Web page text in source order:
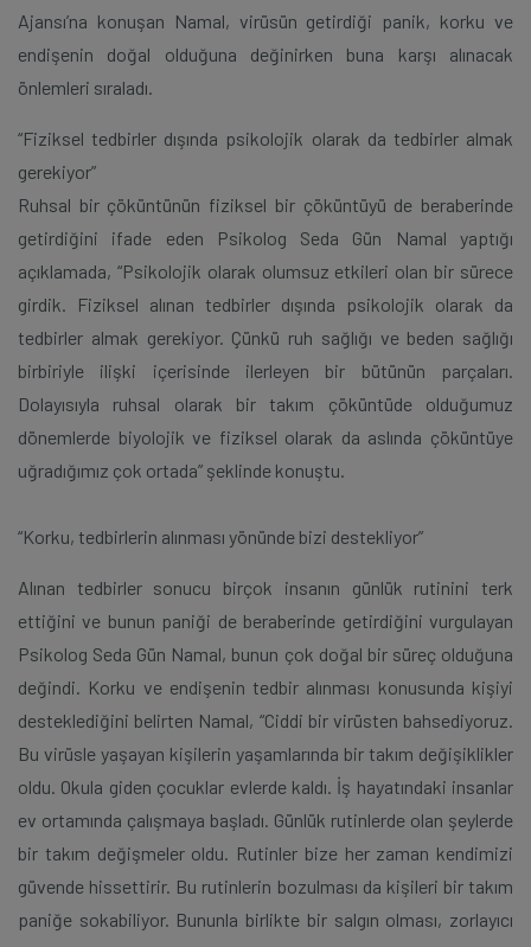
Ajansı’na konuşan Namal, virüsün getirdiği panik, korku ve
endişenin doğal olduğuna değinirken buna karşı alınacak
önlemleri sıraladı.
“Fiziksel tedbirler dışında psikolojik olarak da tedbirler almak
gerekiyor”
Ruhsal bir çöküntünün fiziksel bir çöküntüyü de beraberinde
getirdiğini ifade eden Psikolog Seda Gün Namal yaptığı
açıklamada, “Psikolojik olarak olumsuz etkileri olan bir sürece
girdik. Fiziksel alınan tedbirler dışında psikolojik olarak da
tedbirler almak gerekiyor. Çünkü ruh sağlığı ve beden sağlığı
birbiriyle ilişki içerisinde ilerleyen bir bütünün parçaları.
Dolayısıyla ruhsal olarak bir takım çöküntüde olduğumuz
dönemlerde biyolojik ve fiziksel olarak da aslında çöküntüye
uğradığımız çok ortada” şeklinde konuştu.
“Korku, tedbirlerin alınması yönünde bizi destekliyor”
Alınan tedbirler sonucu birçok insanın günlük rutinini terk
ettiğini ve bunun paniği de beraberinde getirdiğini vurgulayan
Psikolog Seda Gün Namal, bunun çok doğal bir süreç olduğuna
değindi. Korku ve endişenin tedbir alınması konusunda kişiyi
desteklediğini belirten Namal, “Ciddi bir virüsten bahsediyoruz.
Bu virüsle yaşayan kişilerin yaşamlarında bir takım değişiklikler
oldu. Okula giden çocuklar evlerde kaldı. İş hayatındaki insanlar
ev ortamında çalışmaya başladı. Günlük rutinlerde olan şeylerde
bir takım değişmeler oldu. Rutinler bize her zaman kendimizi
güvende hissettirir. Bu rutinlerin bozulması da kişileri bir takım
paniğe sokabiliyor. Bununla birlikte bir salgın olması, zorlayıcı